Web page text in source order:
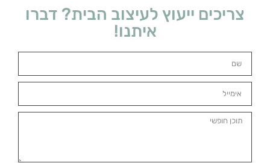
צריכים ייעוץ לעיצוב הבית? דברו
איתנו!